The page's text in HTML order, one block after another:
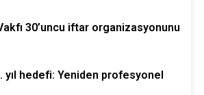
30’uncu iftar organizasyonunu
yıl hedefi: Yeniden profesyonel